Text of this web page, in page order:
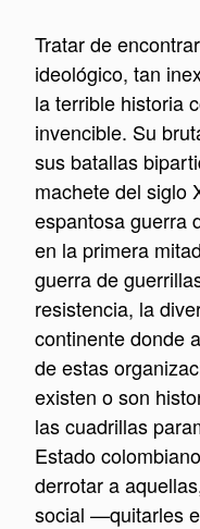
Tratar de
ideológico, tan
la terrible historia
invencible. Su
sus batallas
machete del siglo
espantosa guerra
en la primera
guerra de
resistencia, la
continente donde
de estas
existen o son
las cuadrillas
Estado
derrotar a
social —quitarles